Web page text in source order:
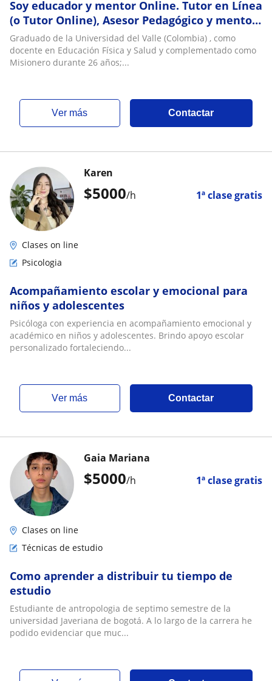
Soy educador y mentor Online. Tutor en Línea
(o Tutor Online), Asesor Pedagógico y mentor
vocacional
Graduado de la Universidad del Valle (Colombia) , como
docente en Educación Física y Salud y complementado como
Misionero durante 26 años;...
ver más Contactar
$5000/h 1ª clase gratis
Karen
Clases on line
Psicologia
Acompañamiento escolar y emocional para
niños y adolescentes
Psicóloga con experiencia en acompañamiento emocional y
académico en niños y adolescentes. Brindo apoyo escolar
personalizado fortaleciendo...
ver más Contactar
$5000/h 1ª clase gratis
Gaia Mariana
Clases on line
Técnicas de estudio
Como aprender a distribuir tu tiempo de
estudio
Estudiante de antropologia de septimo semestre de la
universidad Javeriana de bogotá. A lo largo de la carrera he
podido evidenciar que muc...